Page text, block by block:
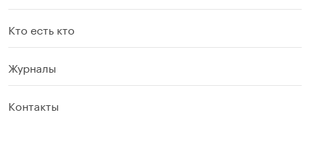
Кто есть кто
Журналы
Контакты